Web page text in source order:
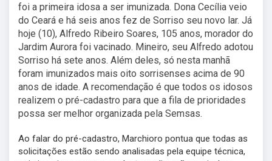
foi a primeira idosa a ser imunizada. Dona Cecília veio
do Ceará e há seis anos fez de Sorriso seu novo lar. Já
hoje (10), Alfredo Ribeiro Soares, 105 anos, morador do
Jardim Aurora foi vacinado. Mineiro, seu Alfredo adotou
Sorriso há sete anos. Além deles, só nesta manhã
foram imunizados mais oito sorrisenses acima de 90
anos de idade. A recomendação é que todos os idosos
realizem o pré-cadastro para que a fila de prioridades
possa ser melhor organizada pela Semsas.
Ao falar do pré-cadastro, Marchioro pontua que todas as
solicitações estão sendo analisadas pela equipe técnica,